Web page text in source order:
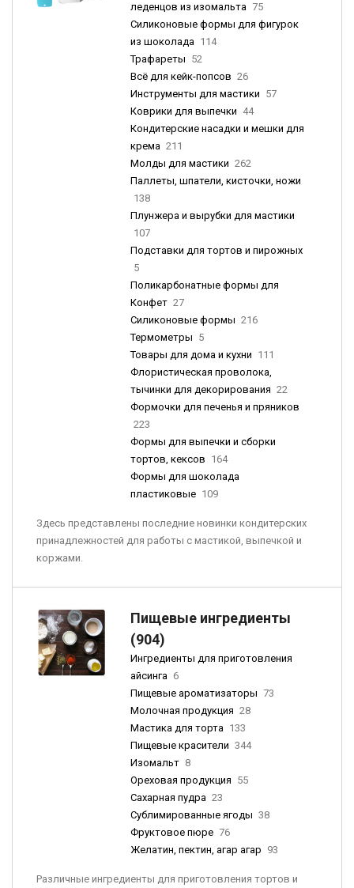
леденцов из изомальта 75
Силиконовые формы для фигурок
из шоколада 114
Трафареты 52
Всё для кейк-попсов 26
Инструменты для мастики 57
Коврики для выпечки 44
Кондитерские насадки и мешки для
крема 211
Молды для мастики 262
Паллеты, шпатели, кисточки, ножи
138
Плунжера и вырубки для мастики
107
Подставки для тортов и пирожных
5
Поликарбонатные формы для
Конфет 27
Силиконовые формы 216
Термометры 5
Товары для дома и кухни 111
Флористическая проволока,
тычинки для декорирования 22
Формочки для печенья и пряников
223
Формы для выпечки и сборки
тортов, кексов 164
Формы для шоколада
пластиковые 109
Здесь представлены последние новинки кондитерских
принадлежностей для работы с мастикой, выпечкой и
коржами.
Пищевые ингредиенты
(904)
Ингредиенты для приготовления
айсинга 6
Пищевые ароматизаторы 73
Молочная продукция 28
Мастика для торта 133
Пищевые красители 344
Изомальт 8
Ореховая продукция 55
Сахарная пудра 23
Сублимированные ягоды 38
Фруктовое пюре 76
Желатин, пектин, агар агар 93
Различные ингредиенты для приготовления тортов и